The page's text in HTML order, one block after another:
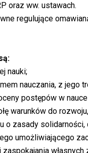
oraz ww. ustawach.
regulujące
nauki;
nauczania, z jego
postępów w
warunków do
o zasady
umożliwiającego
własnych